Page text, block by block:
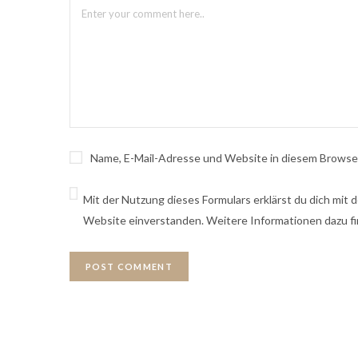
Name, E-Mail-Adresse und Website in diesem
Mit der Nutzung dieses Formulars erklärst du dich mit
Website einverstanden. Weitere Informationen dazu